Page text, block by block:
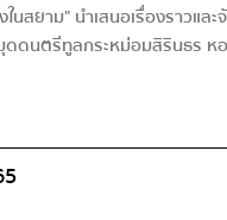
สยาม" นำเสนอเรื่องราวแล
ดนตรีทูลกระหม่อมสิรินธร ห